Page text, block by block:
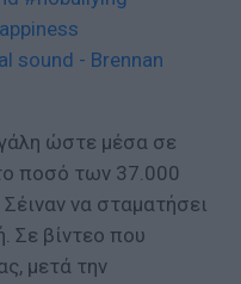
sound - Brennan
ώστε μέσα σε
ποσό των 37.000
να σταματήσει
Σε βίντεο που
μετά την